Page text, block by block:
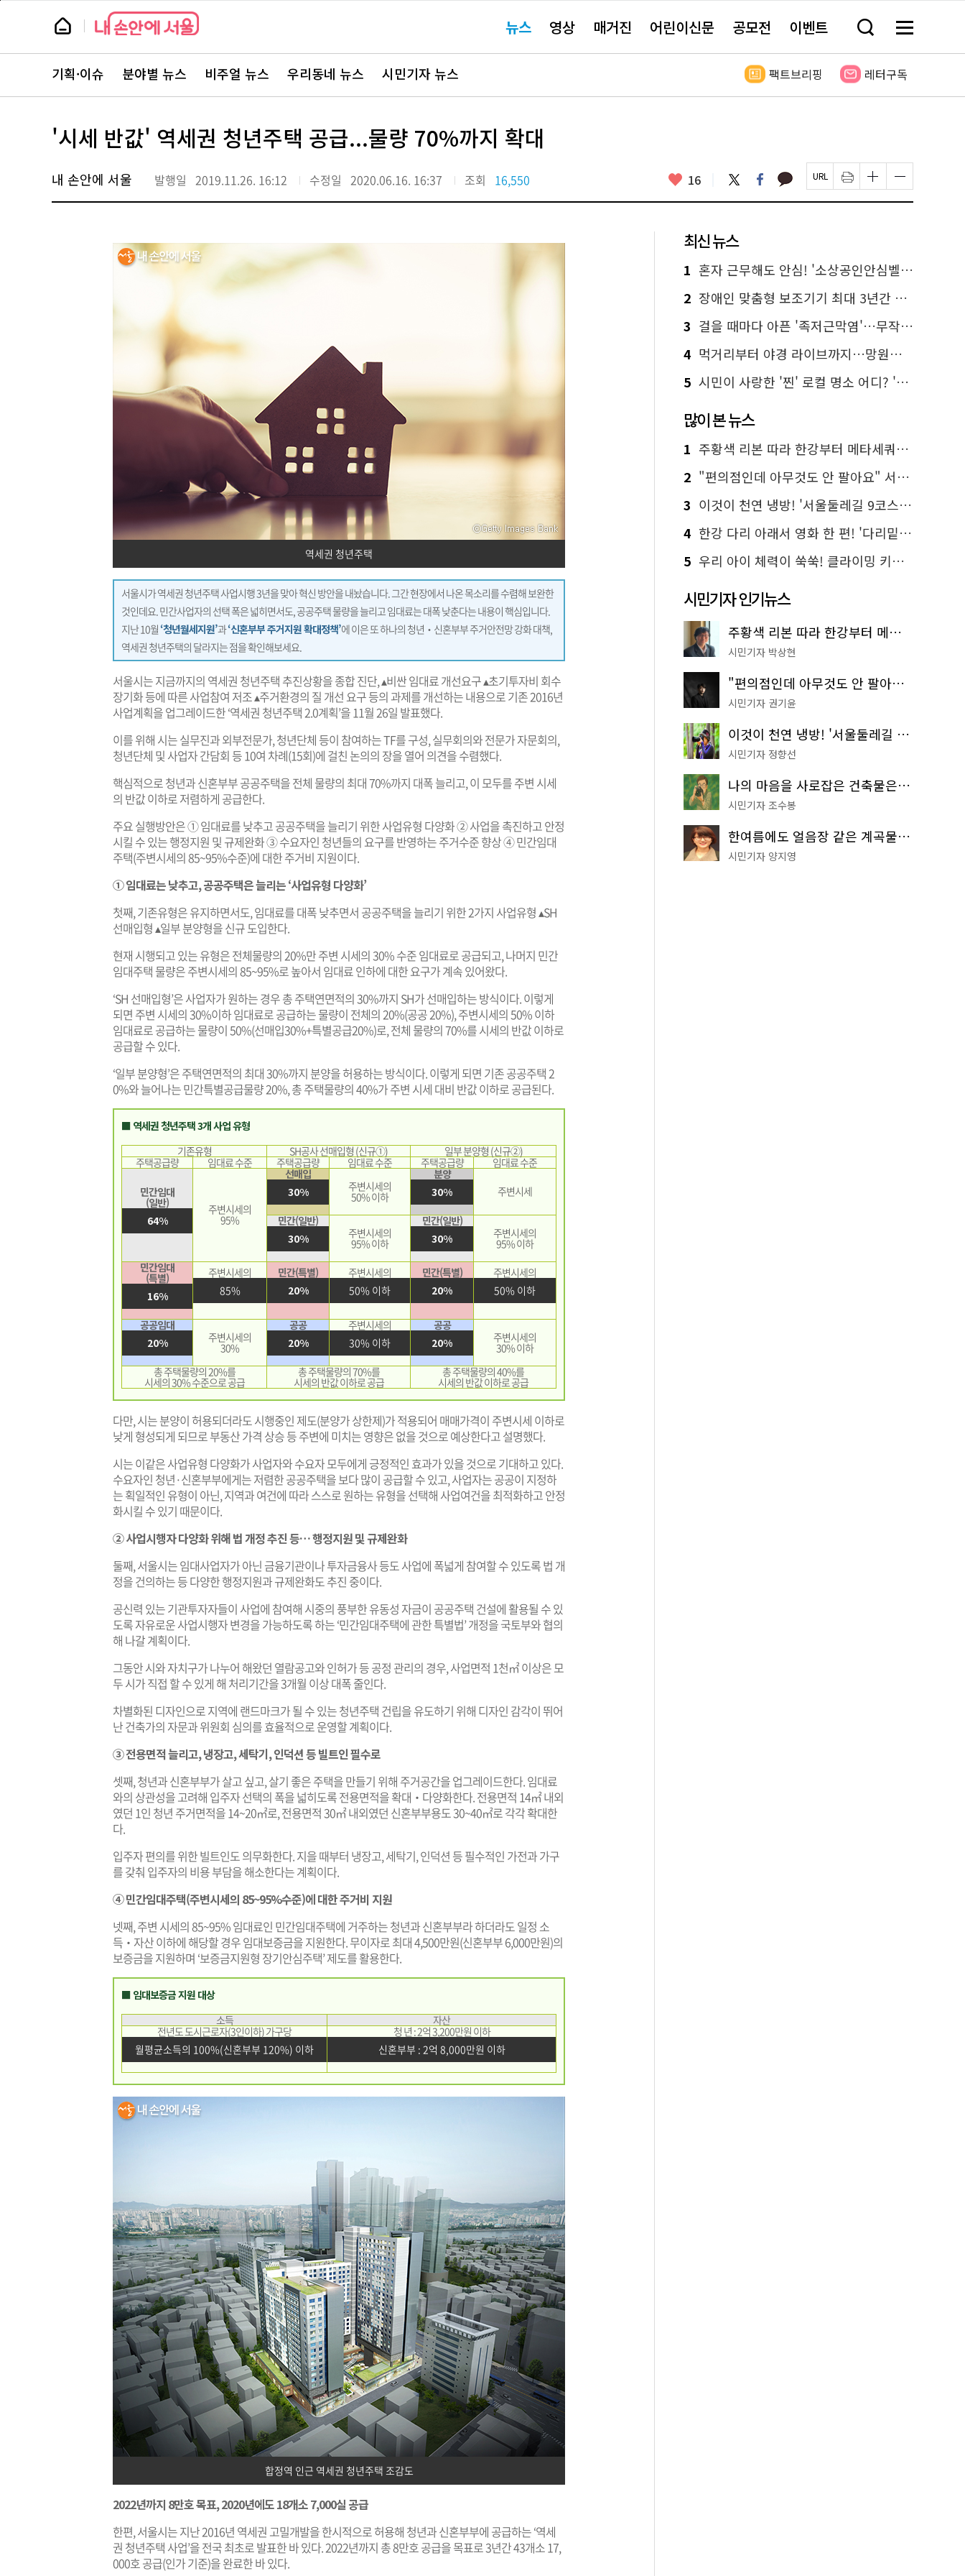
본
뉴
스 요뉴스 영상 매거진 어린이신문 공모전 이벤트 검
창
기
메
전
보
뉴
스
주
서
바
로
기획·이슈 분야별 뉴스 비주얼 뉴스 우리동네 뉴스 시민기자 뉴스 팩트브리핑 레터구독
'시세 반값' 역세권 청년주택 공급...물량 70%까지 확대
내 손안에 서울 발행일 2019.11.26. 16:12 수정일 2020.06.16. 16:37 조회 16,550 좋
요
16 트
위
터
페
이
스
카
카 페
이
지
인
쇄
하
글
자
크
하
기
글
자
크
하
기
역세권 청년주택
서울시가 역세권 청년주택 사업시행 3년을 맞아 혁신 방안을 내놨습니다. 그간 현장에서 나온 목소리를 수렴해 보완한
것인데요. 민간사업자의 선택 폭은 넓히면서도, 공공주택 물량을 늘리고 임대료는 대폭 낮춘다는 내용이 핵심입니다.
지난 10월 ‘청년월세지원’과‘신혼부부 주거지원 확대정책’에 이은 또 하나의 청년‧신혼부부 주거안전망 강화 대책,
역세권 청년주택의 달라지는 점을 확인해보세요.
서울시는 지금까지의 역세권 청년주택 추진상황을 종합 진단, ▴비싼 임대료 개선요구 ▴초기투자비 회수
장기화 등에 따른 사업참여 저조 ▴주거환경의 질 개선 요구 등의 과제를 개선하는 내용으로 기존 2016년
사업계획을 업그레이드한 ‘역세권 청년주택 2.0계획’을 11월 26일 발표했다.
이를 위해 시는 실무진과 외부전문가, 청년단체 등이 참여하는 TF를 구성, 실무회의와 전문가 자문회의,
청년단체 및 사업자 간담회 등 10여 차례(15회)에 걸친 논의의 장을 열어 의견을 수렴했다.
핵심적으로 청년과 신혼부부 공공주택을 전체 물량의 최대 70%까지 대폭 늘리고, 이 모두를 주변 시세
의 반값 이하로 저렴하게 공급한다.
주요 실행방안은 ① 임대료를 낮추고 공공주택을 늘리기 위한 사업유형 다양화 ② 사업을 촉진하고 안정
시킬 수 있는 행정지원 및 규제완화 ③ 수요자인 청년들의 요구를 반영하는 주거수준 향상 ④ 민간임대
주택(주변시세의 85~95%수준)에 대한 주거비 지원이다.
① 임대료는 낮추고, 공공주택은 늘리는 ‘사업유형 다양화’
첫째, 기존유형은 유지하면서도, 임대료를 대폭 낮추면서 공공주택을 늘리기 위한 2가지 사업유형 ▴SH
선매입형 ▴일부 분양형을 신규 도입한다.
현재 시행되고 있는 유형은 전체물량의 20%만 주변 시세의 30% 수준 임대료로 공급되고, 나머지 민간
임대주택 물량은 주변시세의 85~95%로 높아서 임대료 인하에 대한 요구가 계속 있어왔다.
‘SH 선매입형’은 사업자가 원하는 경우 총 주택연면적의 30%까지 SH가 선매입하는 방식이다. 이렇게
되면 주변 시세의 30%이하 임대료로 공급하는 물량이 전체의 20%(공공 20%), 주변시세의 50% 이하
임대료로 공급하는 물량이 50%(선매입30%+특별공급20%)로, 전체 물량의 70%를 시세의 반값 이하로
공급할 수 있다.
‘일부 분양형’은 주택연면적의 최대 30%까지 분양을 허용하는 방식이다. 이렇게 되면 기존 공공주택 2
0%와 늘어나는 민간특별공급물량 20%, 총 주택물량의 40%가 주변 시세 대비 반값 이하로 공급된다.
■ 역세권 청년주택 3개 사업 유형
기존유형
SH공사 선매입형 (신규①)
일부 분양형 (신규②)
주택공급량
임대료 수준 주택공급량 임대료 수준 주택공급량 임대료 수준
민간임대
(일반)
64%
주변시세의
95%
선매입
30%
주변시세의
50% 이하
분양
30%
주변시세
민간(일반)
30%
주변시세의
95% 이하
민간(일반)
30%
주변시세의
95% 이하
민간임대
(특별)
16%
주변시세의
85%
민간(특별)
20%
주변시세의
50% 이하
민간(특별)
20%
주변시세의
50% 이하
공공임대
20%
주변시세의
30%
공공
20%
주변시세의
30% 이하
공공
20%
주변시세의
30% 이하
총 주택물량의 20%를
시세의 30% 수준으로 공급
총 주택물량의 70%를
시세의 반값 이하로 공급
총 주택물량의 40%를
시세의 반값 이하로 공급
다만, 시는 분양이 허용되더라도 시행중인 제도(분양가 상한제)가 적용되어 매매가격이 주변시세 이하로
낮게 형성되게 되므로 부동산 가격 상승 등 주변에 미치는 영향은 없을 것으로 예상한다고 설명했다.
시는 이같은 사업유형 다양화가 사업자와 수요자 모두에게 긍정적인 효과가 있을 것으로 기대하고 있다.
수요자인 청년·신혼부부에게는 저렴한 공공주택을 보다 많이 공급할 수 있고, 사업자는 공공이 지정하
는 획일적인 유형이 아닌, 지역과 여건에 따라 스스로 원하는 유형을 선택해 사업여건을 최적화하고 안정
화시킬 수 있기 때문이다.
② 사업시행자 다양화 위해 법 개정 추진 등… 행정지원 및 규제완화
둘째, 서울시는 임대사업자가 아닌 금융기관이나 투자금융사 등도 사업에 폭넓게 참여할 수 있도록 법 개
정을 건의하는 등 다양한 행정지원과 규제완화도 추진 중이다.
공신력 있는 기관투자자들이 사업에 참여해 시중의 풍부한 유동성 자금이 공공주택 건설에 활용될 수 있
도록 자유로운 사업시행자 변경을 가능하도록 하는 ‘민간임대주택에 관한 특별법’ 개정을 국토부와 협의
해 나갈 계획이다.
그동안 시와 자치구가 나누어 해왔던 열람공고와 인허가 등 공정 관리의 경우, 사업면적 1천㎡ 이상은 모
두 시가 직접 할 수 있게 해 처리기간을 3개월 이상 대폭 줄인다.
차별화된 디자인으로 지역에 랜드마크가 될 수 있는 청년주택 건립을 유도하기 위해 디자인 감각이 뛰어
난 건축가의 자문과 위원회 심의를 효율적으로 운영할 계획이다.
③ 전용면적 늘리고, 냉장고, 세탁기, 인덕션 등 빌트인 필수로
셋째, 청년과 신혼부부가 살고 싶고, 살기 좋은 주택을 만들기 위해 주거공간을 업그레이드한다. 임대료
와의 상관성을 고려해 입주자 선택의 폭을 넓히도록 전용면적을 확대‧다양화한다. 전용면적 14㎡ 내외
였던 1인 청년 주거면적을 14~20㎡로, 전용면적 30㎡ 내외였던 신혼부부용도 30~40㎡로 각각 확대한
다.
입주자 편의를 위한 빌트인도 의무화한다. 지을 때부터 냉장고, 세탁기, 인덕션 등 필수적인 가전과 가구
를 갖춰 입주자의 비용 부담을 해소한다는 계획이다.
④ 민간임대주택(주변시세의 85~95%수준)에 대한 주거비 지원
넷째, 주변 시세의 85~95% 임대료인 민간임대주택에 거주하는 청년과 신혼부부라 하더라도 일정 소
득‧자산 이하에 해당할 경우 임대보증금을 지원한다. 무이자로 최대 4,500만원(신혼부부 6,000만원)의
보증금을 지원하며 ‘보증금지원형 장기안심주택’ 제도를 활용한다.
■ 임대보증금 지원 대상
소득
자산
전년도 도시근로자(3인이하) 가구당
월평균소득의 100%(신혼부부 120%) 이하
청 년 : 2억 3,200만원 이하
신혼부부 : 2억 8,000만원 이하
합정역 인근 역세권 청년주택 조감도
2022년까지 8만호 목표, 2020년에도 18개소 7,000실 공급
한편, 서울시는 지난 2016년 역세권 고밀개발을 한시적으로 허용해 청년과 신혼부부에 공급하는 ‘역세
권 청년주택 사업’을 전국 최초로 발표한 바 있다. 2022년까지 총 8만호 공급을 목표로 3년간 43개소 17,
000호 공급(인가 기준)을 완료한 바 있다.
최신 뉴스
1 혼자 근무해도 안심! '소상공인안심벨' 신청하세요
2 장애인 맞춤형 보조기기 최대 3년간 무상 대여…삶의 질 높인다
3 걸을 때마다 아픈 '족저근막염'…무작정 참지 말고 '이것' 해보세요!
4 먹거리부터 야경 라이브까지…망원한강공원 알짜 코스
5 시민이 사랑한 '찐' 로컬 명소 어디? '서울에디션25' 추천 코스
많이 본 뉴스
1 주황색 리본 따라 한강부터 메타세쿼이아 숲길까지…서울둘레길 15코스
2 "편의점인데 아무것도 안 팔아요" 서울에서 가장 특별한 편의점의 정체
3 이것이 천연 냉방! '서울둘레길 9코스'로 숲속 피서 떠나볼까
4 한강 다리 아래서 영화 한 편! '다리밑 영화관' 무료 상영
5 우리 아이 체력이 쑥쑥! 클라이밍 키즈카페·어린이 체력장
시민기자 인기뉴스
주황색 리본 따라 한강부터 메타세쿼이아 숲길까지…서울둘레길 15코스
시민기자 박상현
"편의점인데 아무것도 안 팔아요" 서울에서 가장 특별한 편의점의 정체
시민기자 권기윤
이것이 천연 냉방! '서울둘레길 9코스'로 숲속 피서 떠나볼까
시민기자 정향선
나의 마음을 사로잡은 건축물은? '서울시 건축상' 수상작 공개!
시민기자 조수봉
한여름에도 얼음장 같은 계곡물! 서울 '진관사 계곡'이 천국이네~
시민기자 양지영
페